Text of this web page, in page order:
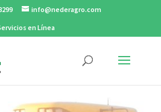
info@nederagro.com
en Línea